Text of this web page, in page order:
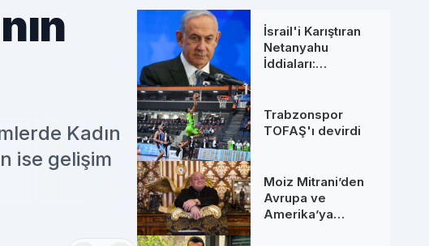
Kadın
ise gelişim
İsrail'i Karıştıran
Netanyahu
İddiaları:
Söylentilerine Net
Yanıt
Trabzonspor
TOFAŞ'ı devirdi
Moiz Mitrani’den
Avrupa ve
Amerika’ya